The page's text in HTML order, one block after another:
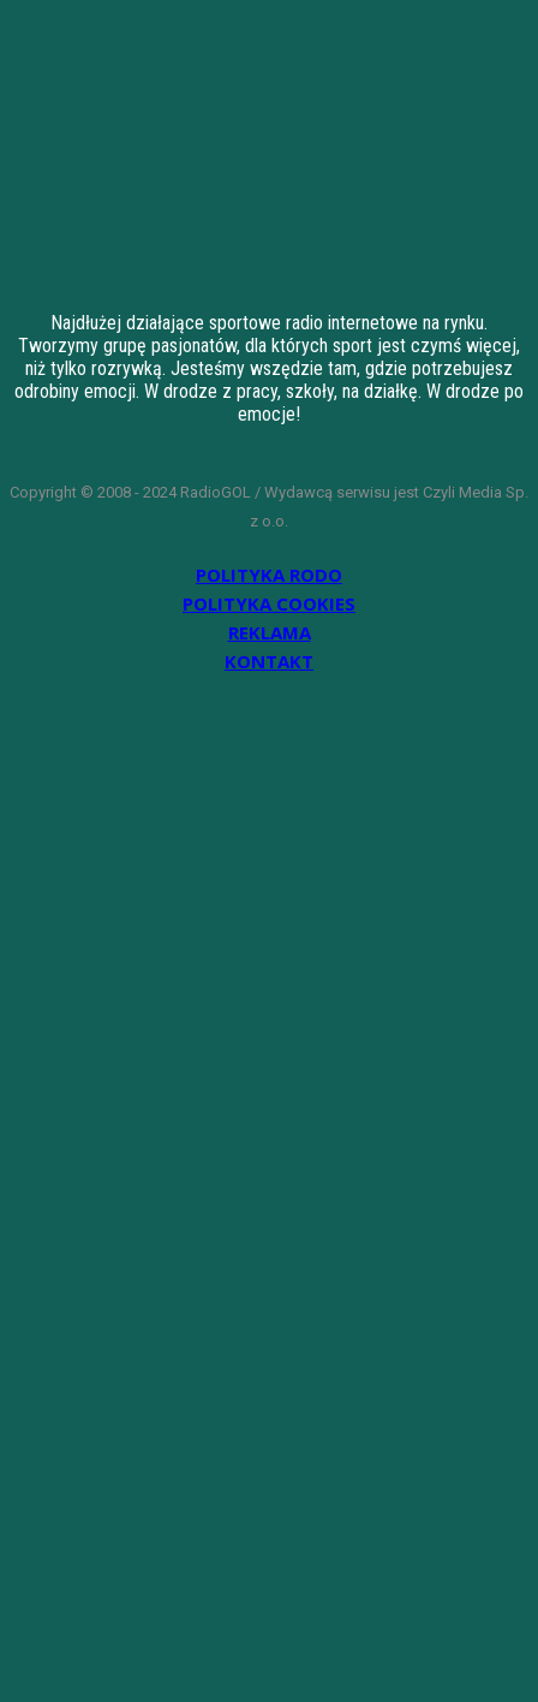
Najdłużej działające sportowe radio internetowe na rynku.
Tworzymy grupę pasjonatów, dla których sport jest czymś więcej,
niż tylko rozrywką. Jesteśmy wszędzie tam, gdzie potrzebujesz
odrobiny emocji. W drodze z pracy, szkoły, na działkę. W drodze po
emocje!
Copyright © 2008 - 2024 RadioGOL / Wydawcą serwisu jest Czyli Media Sp.
z o.o.
POLITYKA RODO
POLITYKA COOKIES
REKLAMA
KONTAKT